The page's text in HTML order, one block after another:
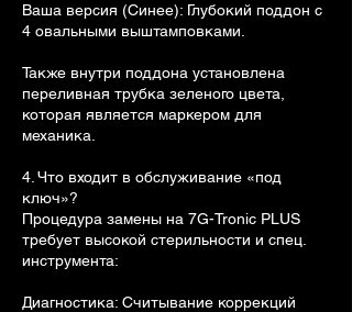
Ваша версия (Синее): Глубокий поддон с
4 овальными выштамповками.
Также внутри поддона установлена
переливная трубка зеленого цвета,
которая является маркером для
механика.
4. Что входит в обслуживание «под
ключ»?
Процедура замены на 7G-Tronic PLUS
требует высокой стерильности и спец.
инструмента:
Диагностика: Считывание коррекций